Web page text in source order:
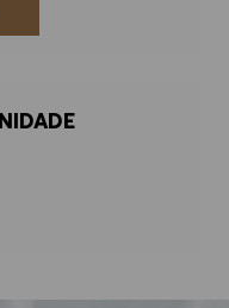
do Facebook
por e-mail